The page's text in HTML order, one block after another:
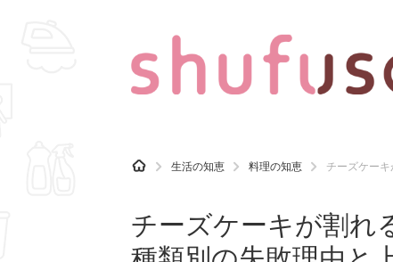
CATEGORY 記事カテゴリ
マナー 趣味
H
O
生活の知恵 料理の知恵 チーズケー
チーズケーキが割れ